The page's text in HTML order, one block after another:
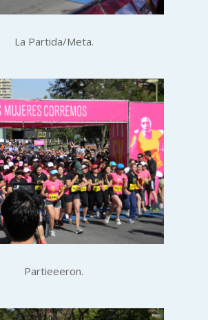
La Partida/Meta.
Partieeeron.